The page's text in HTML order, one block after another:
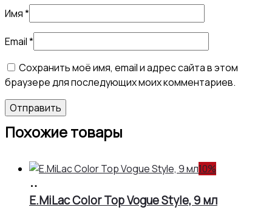
Имя*
Email*
Сохранить моё имя, email и адрес сайта в этом
браузере для последующих моих комментариев.
Похожие товары
10%
корзину
E.MiLac Color Top Vogue Style, 9 мл